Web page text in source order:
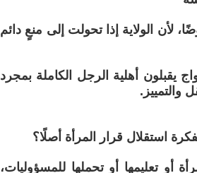
لأن الولاية إذا تحولت إلى منعٍ دائم
يقبلون أهلية الرجل الكاملة بمجرد
والتمييز.
استقلال قرار المرأة أصلًا؟
أو تعليمها أو تحملها للمسؤوليات،